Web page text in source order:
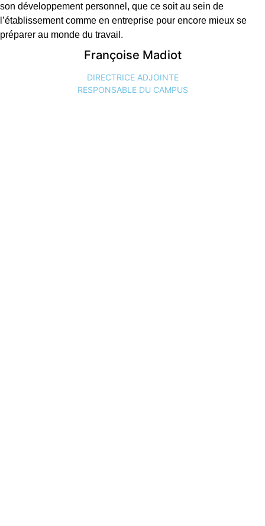
son développement personnel, que ce soit au sein de
l’établissement comme en entreprise pour encore mieux se
préparer au monde du travail.
Françoise Madiot
DIRECTRICE ADJOINTE
RESPONSABLE DU CAMPUS